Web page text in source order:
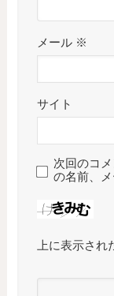
メール ※
サイト
次回のコ
の名前、
上に表示され